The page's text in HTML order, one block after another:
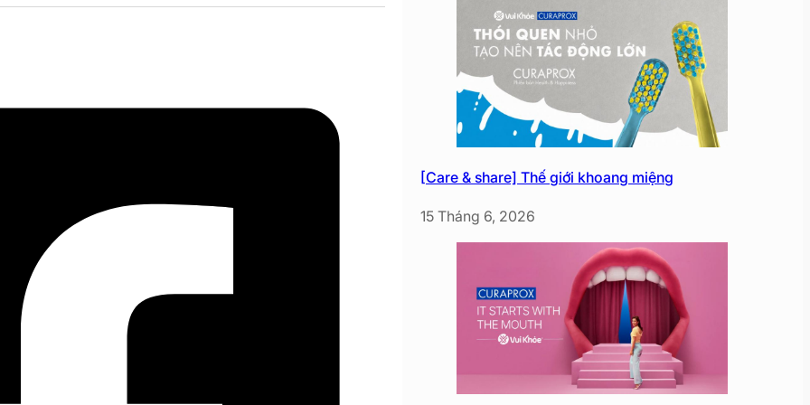
[Care & share] Thế giới khoang miệng
15 Tháng 6, 2026